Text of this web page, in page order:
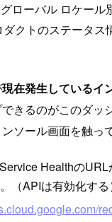
ローバル ロケール
クトのステータス
現在発生しているイ
きるのがこのダッ
ソール画面を触っ
Healthの
（APIは有効化する